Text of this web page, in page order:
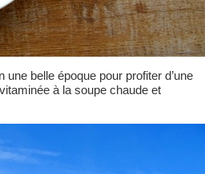
belle époque pour profiter d’une
à la soupe chaude et